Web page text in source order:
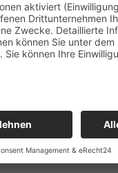
Bau und
Zeugnis“ für die